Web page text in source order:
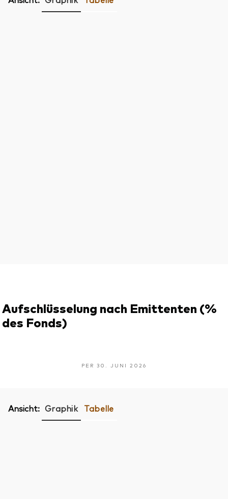
Aufschlüsselung nach Emittenten (%
des Fonds)
PER 30. JUNI 2026
Ansicht: Graphik Tabelle